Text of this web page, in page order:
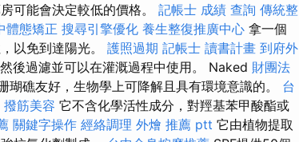
可能會決定較低的價格。 記帳士 成績 查詢 傳統整
體態矯正 搜尋引擎優化 養生整復推廣中心 拿一個
以免到達陽光。 護照過期 記帳士 讀書計畫 到府外
後過濾並可以在灌溉過程中使用。 Naked 財團法
礁友好，生物學上可降解且具有環境意識的。 台
撥筋美容 它不含化學活性成分，對羥基苯甲酸酯或
關鍵字操作 經絡調理 外燴 推薦 ptt 它由植物提取